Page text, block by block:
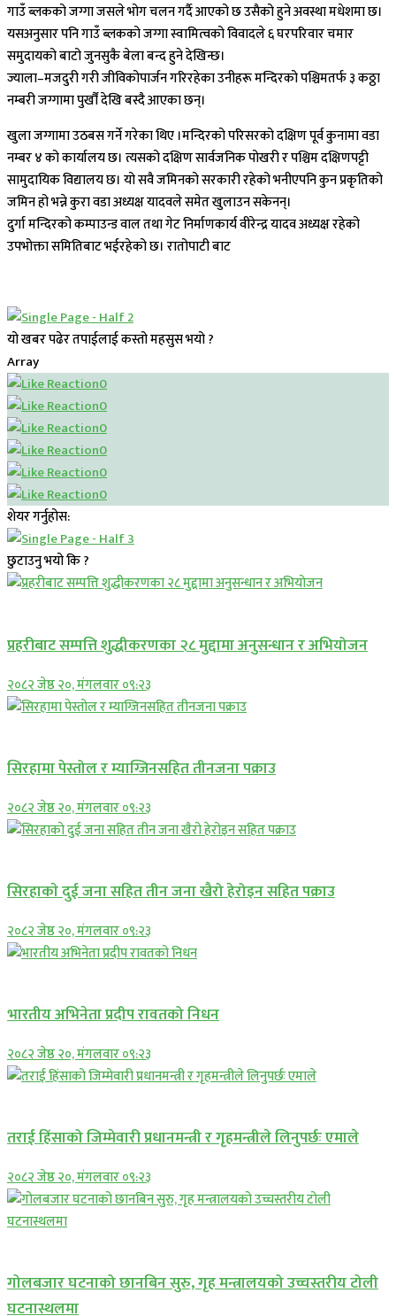
गाउँ ब्लकको जग्गा जसले भोग चलन गर्दै आएको छ उसैको हुने अवस्था मधेशमा छ।
यसअनुसार पनि गाउँ ब्लकको जग्गा स्वामित्वको विवादले ६ घरपरिवार चमार
समुदायको बाटो जुनसुकै बेला बन्द हुने देखिन्छ।
ज्याला–मजदुरी गरी जीविकोपार्जन गरिरहेका उनीहरू मन्दिरको पश्चिमतर्फ ३ कठ्ठा
नम्बरी जग्गामा पुर्खौं देखि बस्दै आएका छन्।
खुला जग्गामा उठबस गर्ने गरेका थिए ।मन्दिरको परिसरको दक्षिण पूर्व कुनामा वडा
नम्बर ४ को कार्यालय छ। त्यसको दक्षिण सार्वजनिक पोखरी र पश्चिम दक्षिणपट्टी
सामुदायिक विद्यालय छ। यो सवै जमिनको सरकारी रहेको भनीएपनि कुन प्रकृतिको
जमिन हो भन्ने कुरा वडा अध्यक्ष यादवले समेत खुलाउन सकेनन्।
दुर्गा मन्दिरको कम्पाउन्ड वाल तथा गेट निर्माणकार्य वीरेन्द्र यादव अध्यक्ष रहेको
उपभोक्ता समितिबाट भईरहेको छ। रातोपाटी बाट
यो खबर पढेर तपाईलाई कस्तो महसुस भयो ?
Array
0
0
0
0
0
0
शेयर गर्नुहोस:
छुटाउनु भयो कि ?
प्रहरीबाट सम्पत्ति शुद्धीकरणका २८ मुद्दामा अनुसन्धान र अभियोजन
२०८२ जेष्ठ २०, मंगलवार ०९:२३
सिरहामा पेस्तोल र म्याग्जिनसहित तीनजना पक्राउ
२०८२ जेष्ठ २०, मंगलवार ०९:२३
सिरहाकाे दुई जना सहित तीन जना खैरो हेरोइन सहित पक्राउ
२०८२ जेष्ठ २०, मंगलवार ०९:२३
भारतीय अभिनेता प्रदीप रावतको निधन
२०८२ जेष्ठ २०, मंगलवार ०९:२३
तराई हिंसाको जिम्मेवारी प्रधानमन्त्री र गृहमन्त्रीले लिनुपर्छः एमाले
२०८२ जेष्ठ २०, मंगलवार ०९:२३
गोलबजार घटनाको छानबिन सुरु, गृह मन्त्रालयको उच्चस्तरीय टोली
घटनास्थलमा